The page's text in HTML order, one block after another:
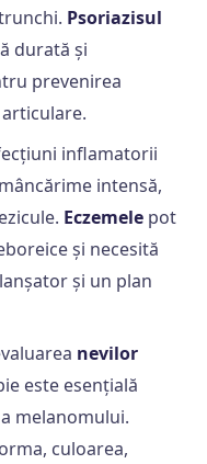
Psoriazisul
durată și
prevenirea
inflamatorii
intensă,
Eczemele pot
și necesită
și un plan
nevilor
este esențială
melanomului.
culoarea,